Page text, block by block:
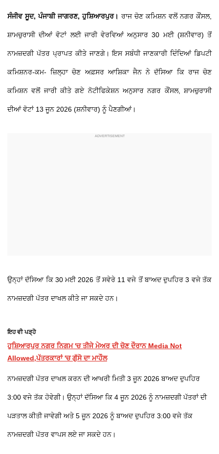
ਸੰਜੀਵ ਸੂਦ, ਪੰਜਾਬੀ ਜਾਗਰਣ, ਹੁਸ਼ਿਆਰਪੁਰ। ਰਾਜ ਚੋਣ ਕਮਿਸ਼ਨ ਵਲੋਂ ਨਗਰ ਕੌਂਸਲ,
ਸ਼ਾਮਚੁਰਾਸੀ ਦੀਆਂ ਵੋਟਾਂ ਲਈ ਜਾਰੀ ਵੇਰਵਿਆਂ ਅਨੁਸਾਰ 30 ਮਈ (ਸ਼ਨੀਵਾਰ) ਤੋਂ
ਨਾਮਜ਼ਦਗੀ ਪੱਤਰ ਪ੍ਰਾਪਤ ਕੀਤੇ ਜਾਣਗੇ। ਇਸ ਸਬੰਧੀ ਜਾਣਕਾਰੀ ਦਿੰਦਿਆਂ ਡਿਪਟੀ
ਕਮਿਸ਼ਨਰ-ਕਮ- ਜ਼ਿਲ੍ਹਾ ਚੋਣ ਅਫ਼ਸਰ ਆਸ਼ਿਕਾ ਜੈਨ ਨੇ ਦੱਸਿਆ ਕਿ ਰਾਜ ਚੋਣ
ਕਮਿਸ਼ਨ ਵਲੋਂ ਜਾਰੀ ਕੀਤੇ ਗਏ ਨੋਟੀਫਿਕੇਸ਼ਨ ਅਨੁਸਾਰ ਨਗਰ ਕੌਂਸਲ, ਸ਼ਾਮਚੁਰਾਸੀ
ਦੀਆਂ ਵੋਟਾਂ 13 ਜੂਨ 2026 (ਸ਼ਨੀਵਾਰ) ਨੂੰ ਪੈਣਗੀਆਂ।
ਉਨ੍ਹਾਂ ਦੱਸਿਆ ਕਿ 30 ਮਈ 2026 ਤੋਂ ਸਵੇਰੇ 11 ਵਜੇ ਤੋਂ ਬਾਅਦ ਦੁਪਹਿਰ 3 ਵਜੇ ਤੱਕ
ਨਾਮਜ਼ਦਗੀ ਪੱਤਰ ਦਾਖਲ ਕੀਤੇ ਜਾ ਸਕਦੇ ਹਨ।
ਇਹ ਵੀ ਪੜ੍ਹੋ
ਹੁਸ਼ਿਆਰਪੁਰ ਨਗਰ ਨਿਗਮ 'ਚ ਤੀਜੇ ਮੇਅਰ ਦੀ ਚੋਣ ਦੌਰਾਨ Media Not
Allowed,ਪੱਤਰਕਾਰਾਂ 'ਚ ਗੁੱਸੋ ਦਾ ਮਾਹੌਲ
ਨਾਮਜ਼ਦਗੀ ਪੱਤਰ ਦਾਖਲ ਕਰਨ ਦੀ ਆਖਰੀ ਮਿਤੀ 3 ਜੂਨ 2026 ਬਾਅਦ ਦੁਪਹਿਰ
3:00 ਵਜੇ ਤੱਕ ਹੋਵੇਗੀ। ਉਨ੍ਹਾਂ ਦੱਸਿਆ ਕਿ 4 ਜੂਨ 2026 ਨੂੰ ਨਾਮਜ਼ਦਗੀ ਪੱਤਰਾਂ ਦੀ
ਪੜਤਾਲ ਕੀਤੀ ਜਾਵੇਗੀ ਅਤੇ 5 ਜੂਨ 2026 ਨੂੰ ਬਾਅਦ ਦੁਪਹਿਰ 3:00 ਵਜੇ ਤੱਕ
ਨਾਮਜ਼ਦਗੀ ਪੱਤਰ ਵਾਪਸ ਲਏ ਜਾ ਸਕਦੇ ਹਨ।